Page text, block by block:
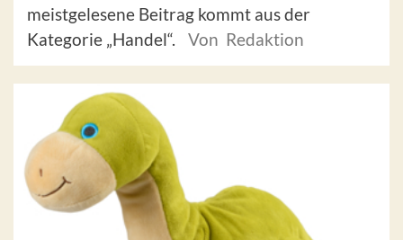
meistgelesene Beitrag kommt aus der
Kategorie „Handel“.
Von Redaktion